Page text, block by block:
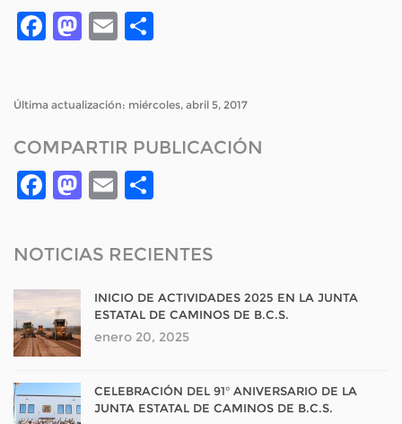
Facebook
Mastodon
Email
Última actualización: miércoles, abril 5, 2017
COMPARTIR PUBLICACIÓN
Facebook
Mastodon
Email
NOTICIAS RECIENTES
INICIO DE ACTIVIDADES 2025 EN LA JUNTA
ESTATAL DE CAMINOS DE B.C.S.
enero 20, 2025
CELEBRACIÓN DEL 91° ANIVERSARIO DE LA
JUNTA ESTATAL DE CAMINOS DE B.C.S.